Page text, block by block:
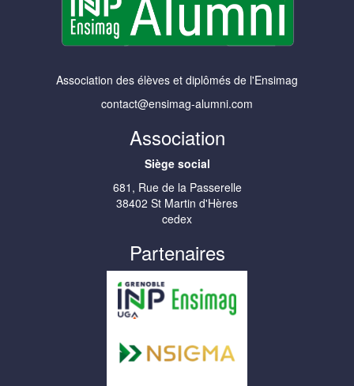
Association des élèves et diplômés de l'Ensimag
contact@ensimag-alumni.com
Association
Siège social
681, Rue de la Passerelle
38402 St Martin d'Hères
cedex
Partenaires